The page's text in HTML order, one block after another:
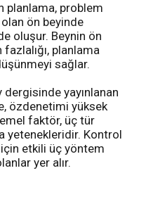
planlama, problem
ön beyinde
oluşur. Beynin ön
fazlalığı, planlama
sağlar.
yayınlanan
özdenetimi yüksek
faktör, üç tür
yetenekleridir. Kontrol
etkili üç yöntem
yer alır.